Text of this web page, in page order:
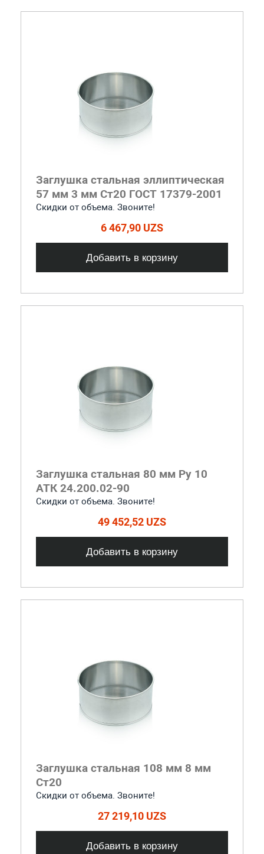
Заглушка стальная эллиптическая
57 мм 3 мм Ст20 ГОСТ 17379-2001
Скидки от объема. Звоните!
6 467,90 UZS
Добавить в корзину
Заглушка стальная 80 мм Ру 10
АТК 24.200.02-90
Скидки от объема. Звоните!
49 452,52 UZS
Добавить в корзину
Заглушка стальная 108 мм 8 мм
Ст20
Скидки от объема. Звоните!
27 219,10 UZS
Добавить в корзину